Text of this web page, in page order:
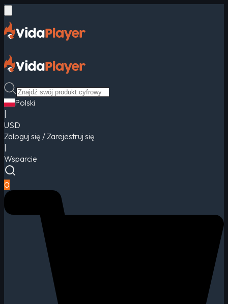
Polski
USD
Zaloguj się / Zarejestruj się
Wsparcie
0